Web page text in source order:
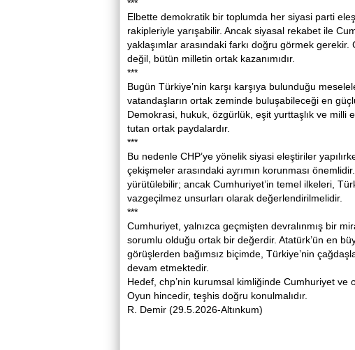
***
Elbette demokratik bir toplumda her siyasi parti
rakipleriyle yarışabilir. Ancak siyasal rekabet ile
yaklaşımlar arasındaki farkı doğru görmek
değil, bütün milletin ortak kazanımıdır.
***
Bugün Türkiye’nin karşı karşıya bulunduğu
vatandaşların ortak zeminde buluşabileceği en
Demokrasi, hukuk, özgürlük, eşit yurttaşlık ve
tutan ortak paydalardır.
***
Bu nedenle CHP’ye yönelik siyasi eleştiriler
çekişmeler arasındaki ayrımın korunması
yürütülebilir; ancak Cumhuriyet’in temel ilkeleri,
vazgeçilmez unsurları olarak değerlendirilmelidir.
***
Cumhuriyet, yalnızca geçmişten devralınmış bir
sorumlu olduğu ortak bir değerdir. Atatürk’ün en
görüşlerden bağımsız biçimde, Türkiye’nin
devam etmektedir.
Hedef, chp’nin kurumsal kimliğinde Cumhuriyet ve
Oyun hincedir, teşhis doğru konulmalıdır.
R. Demir (29.5.2026-Altınkum)